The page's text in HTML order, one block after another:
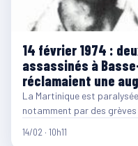
14 février 1974 :
assassinés à
réclamaient une
La Martinique est
notamment par des
14/02 · 10h11